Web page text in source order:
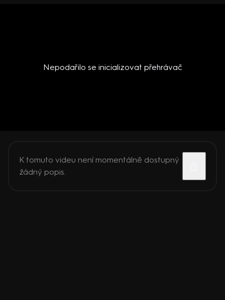
Nepodařilo se inicializovat přehrávač
K tomuto videu není momentálně dostupný
žádný popis.